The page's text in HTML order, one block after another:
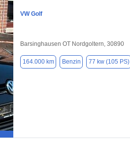
VW Golf
Barsinghausen OT Nordgoltern, 30890
164.000 km Benzin 77 kw (105 PS)